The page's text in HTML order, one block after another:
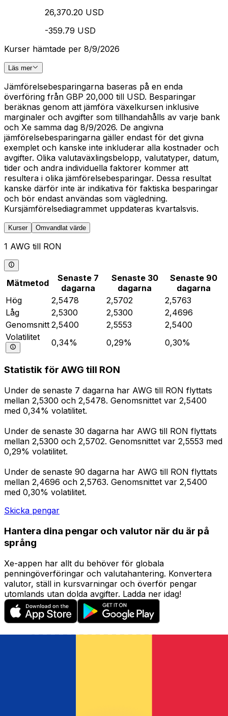
26,370.20 USD
-359.79 USD
Kurser hämtade per 8/9/2026
Läs mer
Jämförelsebesparingarna baseras på en enda
överföring från GBP 20,000 till USD. Besparingar
beräknas genom att jämföra växelkursen inklusive
marginaler och avgifter som tillhandahålls av varje bank
och Xe samma dag 8/9/2026. De angivna
jämförelsebesparingarna gäller endast för det givna
exemplet och kanske inte inkluderar alla kostnader och
avgifter. Olika valutaväxlingsbelopp, valutatyper, datum,
tider och andra individuella faktorer kommer att
resultera i olika jämförelsebesparingar. Dessa resultat
kanske därför inte är indikativa för faktiska besparingar
och bör endast användas som vägledning.
Kursjämförelsediagrammet uppdateras kvartalsvis.
Kurser Omvandlat värde
1 AWG till RON
Mätmetod
Senaste 7
dagarna
Senaste 30
dagarna
Senaste 90
dagarna
Hög
2,5478 2,5702
2,5763
Låg
2,5300 2,5300
2,4696
Genomsnitt 2,5400 2,5553
2,5400
Volatilitet
0,34% 0,29% 0,30%
Statistik för AWG till RON
Under de senaste 7 dagarna har AWG till RON flyttats
mellan 2,5300 och 2,5478. Genomsnittet var 2,5400
med 0,34% volatilitet.
Under de senaste 30 dagarna har AWG till RON flyttats
mellan 2,5300 och 2,5702. Genomsnittet var 2,5553 med
0,29% volatilitet.
Under de senaste 90 dagarna har AWG till RON flyttats
mellan 2,4696 och 2,5763. Genomsnittet var 2,5400
med 0,30% volatilitet.
Skicka pengar
Hantera dina pengar och valutor när du är på
språng
Xe-appen har allt du behöver för globala
penningöverföringar och valutahantering. Konvertera
valutor, ställ in kursvarningar och överför pengar
utomlands utan dolda avgifter. Ladda ner idag!